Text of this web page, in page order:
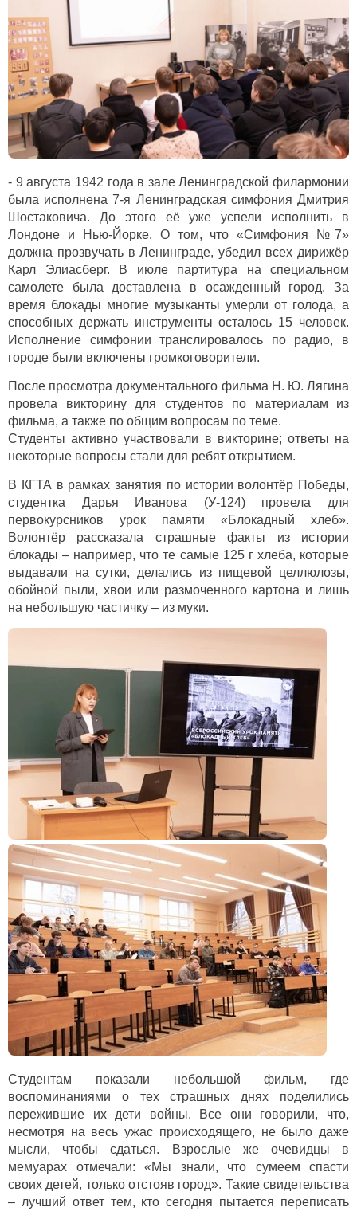
- 9 августа 1942 года в зале Ленинградской филармонии
была исполнена 7-я Ленинградская симфония Дмитрия
Шостаковича. До этого её уже успели исполнить в
Лондоне и Нью-Йорке. О том, что «Симфония №7»
должна прозвучать в Ленинграде, убедил всех дирижёр
Карл Элиасберг. В июле партитура на специальном
самолете была доставлена в осажденный город. За
время блокады многие музыканты умерли от голода, а
способных держать инструменты осталось 15 человек.
Исполнение симфонии транслировалось по радио, в
городе были включены громкоговорители.
После просмотра документального фильма Н. Ю. Лягина
провела викторину для студентов по материалам из
фильма, а также по общим вопросам по теме.
Студенты активно участвовали в викторине; ответы на
некоторые вопросы стали для ребят открытием.
В КГТА в рамках занятия по истории волонтёр Победы,
студентка Дарья Иванова (У-124) провела для
первокурсников урок памяти «Блокадный хлеб».
Волонтёр рассказала страшные факты из истории
блокады – например, что те самые 125 г хлеба, которые
выдавали на сутки, делались из пищевой целлюлозы,
обойной пыли, хвои или размоченного картона и лишь
на небольшую частичку – из муки.
Студентам показали небольшой фильм, где
воспоминаниями о тех страшных днях поделились
пережившие их дети войны. Все они говорили, что,
несмотря на весь ужас происходящего, не было даже
мысли, чтобы сдаться. Взрослые же очевидцы в
мемуарах отмечали: «Мы знали, что сумеем спасти
своих детей, только отстояв город». Такие свидетельства
– лучший ответ тем, кто сегодня пытается переписать